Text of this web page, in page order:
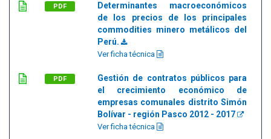
PDF
Determinantes macroeconómicos
de los precios de los principales
commodities minero metálicos del
Perú.
Ver ficha técnica
PDF
Gestión de contratos públicos para
el crecimiento económico de
empresas comunales distrito Simón
Bolívar - región Pasco 2012 - 2017
Ver ficha técnica